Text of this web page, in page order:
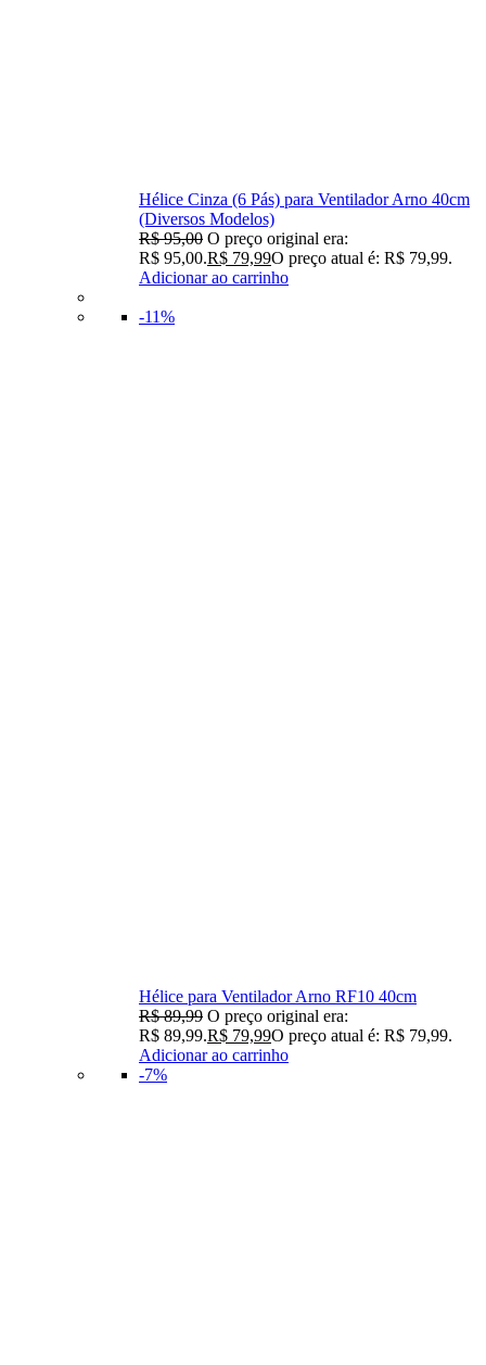
Hélice Cinza (6 Pás) para Ventilador Arno 40cm
(Diversos Modelos)
R$95,00 O preço original era:
R$ 95,00.R$ 79,99O preço atual é: R$ 79,99.
Adicionar ao carrinho
-11%
Hélice para Ventilador Arno RF10 40cm
R$89,99 O preço original era:
R$ 89,99.R$ 79,99O preço atual é: R$ 79,99.
Adicionar ao carrinho
-7%